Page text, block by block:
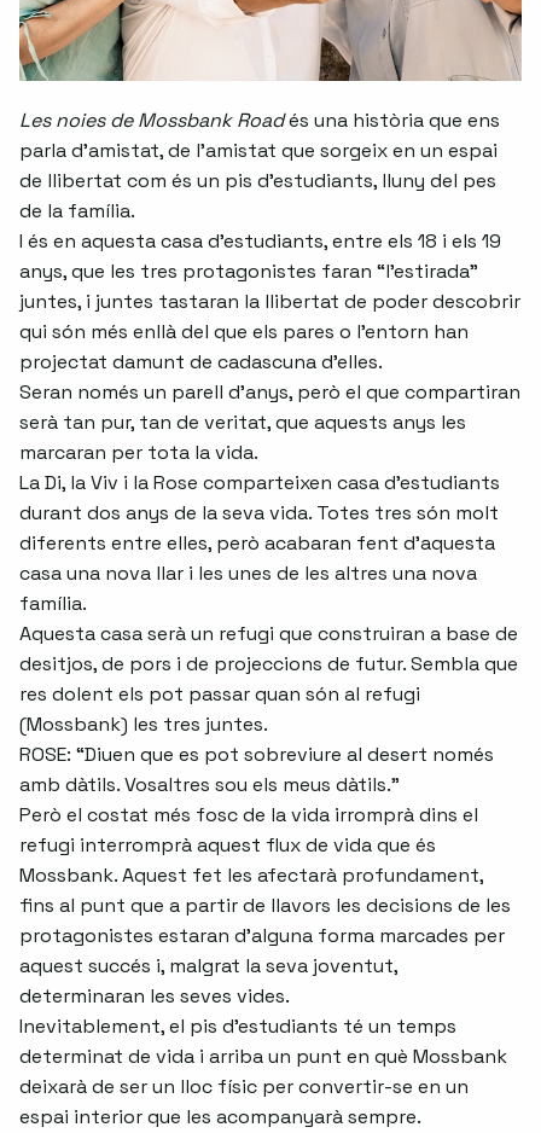
Les noies de Mossbank Roadés una història que ens
parla d’amistat, de l’amistat que sorgeix en un espai
de llibertat com és un pis d’estudiants, lluny del pes
de la família.
I és en aquesta casa d’estudiants, entre els 18 i els 19
anys, que les tres protagonistes faran “l’estirada”
juntes, i juntes tastaran la llibertat de poder descobrir
qui són més enllà del que els pares o l’entorn han
projectat damunt de cadascuna d’elles.
Seran només un parell d’anys, però el que compartiran
serà tan pur, tan de veritat, que aquests anys les
marcaran per tota la vida.
La Di, la Viv i la Rose comparteixen casa d’estudiants
durant dos anys de la seva vida. Totes tres són molt
diferents entre elles, però acabaran fent d’aquesta
casa una nova llar i les unes de les altres una nova
família.
Aquesta casa serà un refugi que construiran a base de
desitjos, de pors i de projeccions de futur. Sembla que
res dolent els pot passar quan són al refugi
(Mossbank) les tres juntes.
ROSE: “Diuen que es pot sobreviure al desert només
amb dàtils. Vosaltres sou els meus dàtils.”
Però el costat més fosc de la vida irromprà dins el
refugi interromprà aquest flux de vida que és
Mossbank. Aquest fet les afectarà profundament,
fins al punt que a partir de llavors les decisions de les
protagonistes estaran d’alguna forma marcades per
aquest succés i, malgrat la seva joventut,
determinaran les seves vides.
Inevitablement, el pis d’estudiants té un temps
determinat de vida i arriba un punt en què Mossbank
deixarà de ser un lloc físic per convertir-se en un
espai interior que les acompanyarà sempre.